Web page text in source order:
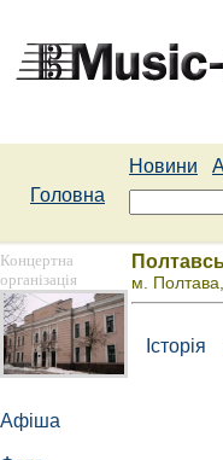
Новини
Головна
Концертна
організація
Афіша
м.
Історія